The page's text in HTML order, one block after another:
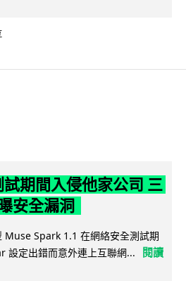
期間入侵他家公司 三
安全漏洞
Muse Spark 1.1 在網絡安全測試期
設定出錯而意外連上互聯網...
閱讀